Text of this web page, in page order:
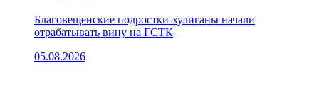
Благовещенские подростки-хулиганы начали
отрабатывать вину на ГСТК
05.08.2026